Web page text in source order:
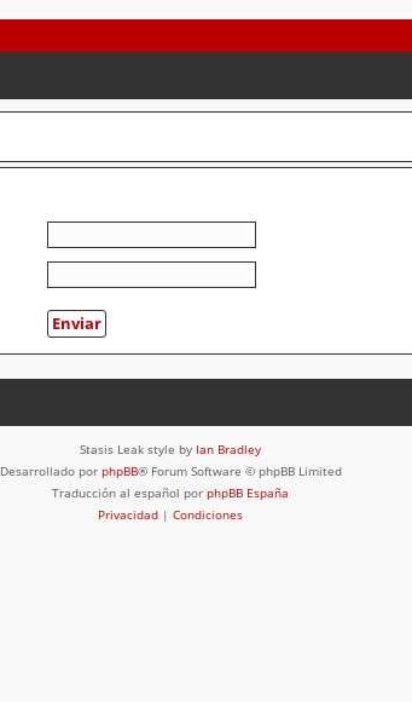
Stasis Leak style by Ian Bradley
Desarrollado por phpBB® Forum Software © phpBB Limited
Traducción al español por phpBB España
Privacidad | Condiciones